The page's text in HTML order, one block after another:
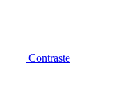
Contraste